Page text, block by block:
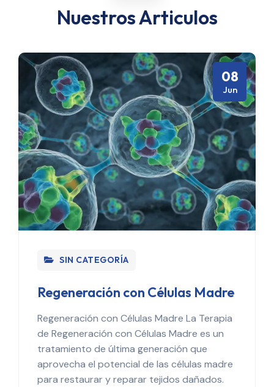
Nuestros Articulos
08
Jun
SIN CATEGORÍA
Regeneración con Células Madre
Regeneración con Células Madre La Terapia
de Regeneración con Células Madre es un
tratamiento de última generación que
aprovecha el potencial de las células madre
para restaurar y reparar tejidos dañados.